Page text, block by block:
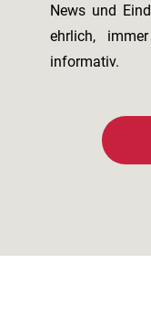
News und
ehrlich,
informativ.